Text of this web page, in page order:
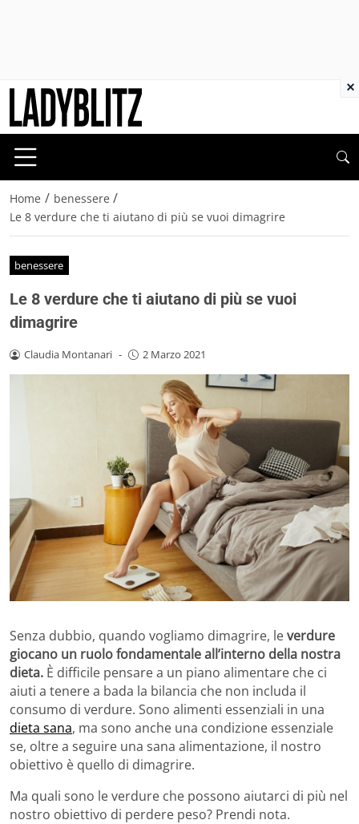
Home / benessere /
Le 8 verdure che ti aiutano di più se vuoi dimagrire
benessere
Le 8 verdure che ti aiutano di più se vuoi
dimagrire
Claudia Montanari - 2 Marzo 2021
Senza dubbio, quando vogliamo dimagrire, leverdure
giocano un ruolo fondamentale all’interno della nostra
dieta. È difficile pensare a un piano alimentare che ci
aiuti a tenere a bada la bilancia che non includa il
consumo di verdure. Sono alimenti essenziali in una
dieta sana, ma sono anche una condizione essenziale
se, oltre a seguire una sana alimentazione, il nostro
obiettivo è quello di dimagrire.
Ma quali sono le verdure che possono aiutarci di più nel
nostro obiettivo di perdere peso? Prendi nota.
×